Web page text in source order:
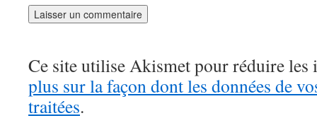
Ce site utilise Akismet pour réduire les
plus sur la façon dont les données de
traitées.